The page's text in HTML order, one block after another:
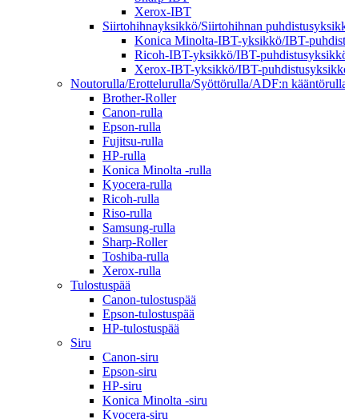
Xerox-IBT
Siirtohihnayksikkö/Siirtohihnan
Konica Minolta-IBT-yksikkö/IBT-
Ricoh-IBT-yksikkö/IBT-
Xerox-IBT-yksikkö/IBT-
Noutorulla/Erottelurulla/Syöttörulla/ADF:n
Brother-Roller
Canon-rulla
Epson-rulla
Fujitsu-rulla
HP-rulla
Konica Minolta -rulla
Kyocera-rulla
Ricoh-rulla
Riso-rulla
Samsung-rulla
Sharp-Roller
Toshiba-rulla
Xerox-rulla
Tulostuspää
Canon-tulostuspää
Epson-tulostuspää
HP-tulostuspää
Siru
Canon-siru
Epson-siru
HP-siru
Konica Minolta -siru
Kyocera-siru